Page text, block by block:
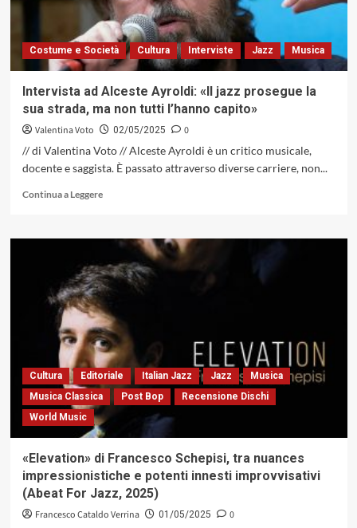
classica
nel
jazz
del
grande
americano
Costume e Società Cultura Interviste Jazz Musica
Intervista ad Alceste Ayroldi: «Il jazz prosegue la
sua strada, ma non tutti l’hanno capito»
Valentina Voto 02/05/2025
0
// di Valentina Voto // Alceste Ayroldi è un critico musicale,
docente e saggista. È passato attraverso diverse carriere, non...
Continua a LeggereLeggi
su
Intervista
ad
Alceste
Ayroldi:
«Il
jazz
prosegue
la
sua
strada,
ma
non
tutti
capito»
Cultura Editoriale Italian Jazz Jazz
Musica
Musica Classica
Post Bop
Recensione Dischi
World Music
«Elevation» di Francesco Schepisi, tra nuances
impressionistiche e potenti innesti improvvisativi
(Abeat For Jazz, 2025)
Francesco Cataldo Verrina 01/05/2025
0